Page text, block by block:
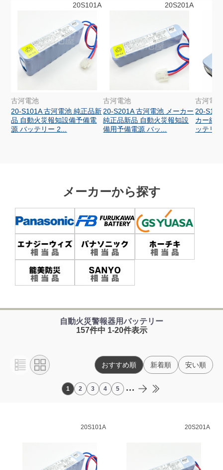
20S101A
古河電池
20-S101A 古河電池 純正品新
品 自動火災報知設備予備電
源 バッテリー 2...
20S201A
古河電池
20-S201A 古河電池 メーカー
純正品新品 自動火災報知設
備用予備電源 バッ...
古河電池
20-
カー純
ッテリ
メーカーから探す
自動火災警報器用バッテリー
157件中 1-20件表示
1 2 3 4 5 ...
おすすめ順 新着順 安い順
20S101A 20S201A